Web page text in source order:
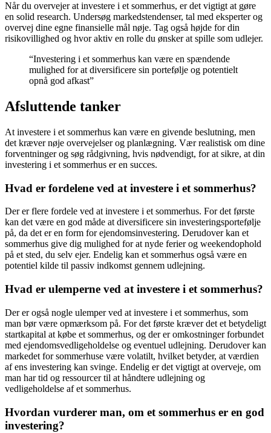
Når du overvejer at investere i et sommerhus, er det vigtigt at gøre
en solid research. Undersøg markedstendenser, tal med eksperter og
overvej dine egne finansielle mål nøje. Tag også højde for din
risikovillighed og hvor aktiv en rolle du ønsker at spille som udlejer.
“Investering i et sommerhus kan være en spændende
mulighed for at diversificere sin portefølje og potentielt
opnå god afkast”
Afsluttende tanker
At investere i et sommerhus kan være en givende beslutning, men
det kræver nøje overvejelser og planlægning. Vær realistisk om dine
forventninger og søg rådgivning, hvis nødvendigt, for at sikre, at din
investering i et sommerhus er en succes.
Hvad er fordelene ved at investere i et sommerhus?
Der er flere fordele ved at investere i et sommerhus. For det første
kan det være en god måde at diversificere sin investeringsportefølje
på, da det er en form for ejendomsinvestering. Derudover kan et
sommerhus give dig mulighed for at nyde ferier og weekendophold
på et sted, du selv ejer. Endelig kan et sommerhus også være en
potentiel kilde til passiv indkomst gennem udlejning.
Hvad er ulemperne ved at investere i et sommerhus?
Der er også nogle ulemper ved at investere i et sommerhus, som
man bør være opmærksom på. For det første kræver det et betydeligt
startkapital at købe et sommerhus, og der er omkostninger forbundet
med ejendomsvedligeholdelse og eventuel udlejning. Derudover kan
markedet for sommerhuse være volatilt, hvilket betyder, at værdien
af ens investering kan svinge. Endelig er det vigtigt at overveje, om
man har tid og ressourcer til at håndtere udlejning og
vedligeholdelse af et sommerhus.
Hvordan vurderer man, om et sommerhus er en god
investering?